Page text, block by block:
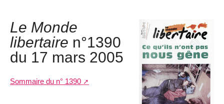
Le Monde
libertaire n°1390
du 17 mars 2005
Sommaire du n° 1390